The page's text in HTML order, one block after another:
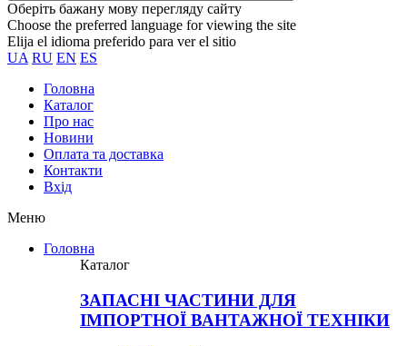
Оберіть бажану мову перегляду сайту
Choose the preferred language for viewing the site
Elija el idioma preferido para ver el sitio
UA RU EN ES
Головна
Каталог
Про нас
Новини
Оплата та доставка
Контакти
Вхiд
Меню
Головна
Каталог
ЗАПАСНІ ЧАСТИНИ ДЛЯ
ІМПОРТНОЇ ВАНТАЖНОЇ ТЕХНІКИ